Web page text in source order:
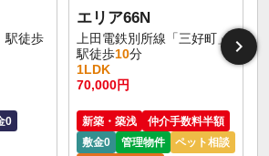
駅徒歩
0
エリア66N
上田電鉄別所線「三好町」
駅徒歩10分
1LDK
70,000円
新築・築浅
仲介手数料半額
敷金0
管理物件
ペット相談